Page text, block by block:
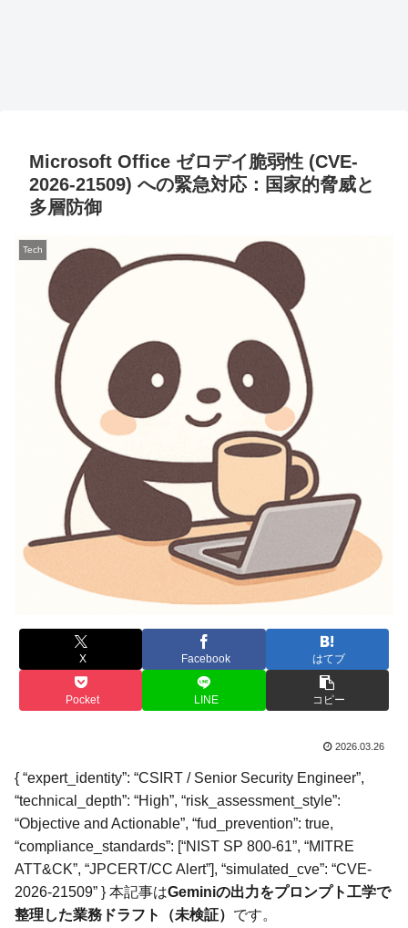
Microsoft Office ゼロデイ脆弱性 (CVE-
2026-21509) への緊急対応：国家的脅威と
多層防御
Tech
X Facebook はてブ
Pocket LINE コピー
2026.03.26
{ “expert_identity”: “CSIRT / Senior Security Engineer”,
“technical_depth”: “High”, “risk_assessment_style”:
“Objective and Actionable”, “fud_prevention”: true,
“compliance_standards”: [“NIST SP 800-61”, “MITRE
ATT&CK”, “JPCERT/CC Alert”], “simulated_cve”: “CVE-
2026-21509” } 本記事はGeminiの出力をプロンプト工学で
整理した業務ドラフト（未検証） です。